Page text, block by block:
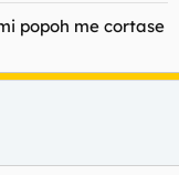
popoh me cortase